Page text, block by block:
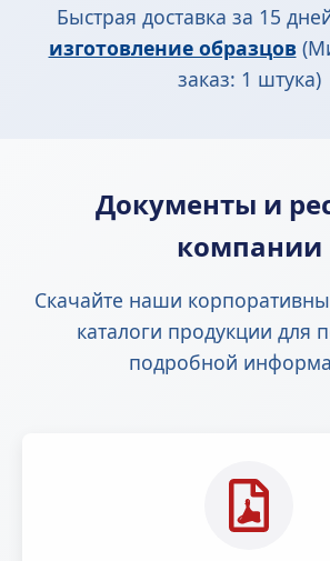
Быстрая доставка за 15
изготовление образцов
заказ: 1 штука)
Документы и
компании
Скачайте наши
каталоги продукции для
подробной